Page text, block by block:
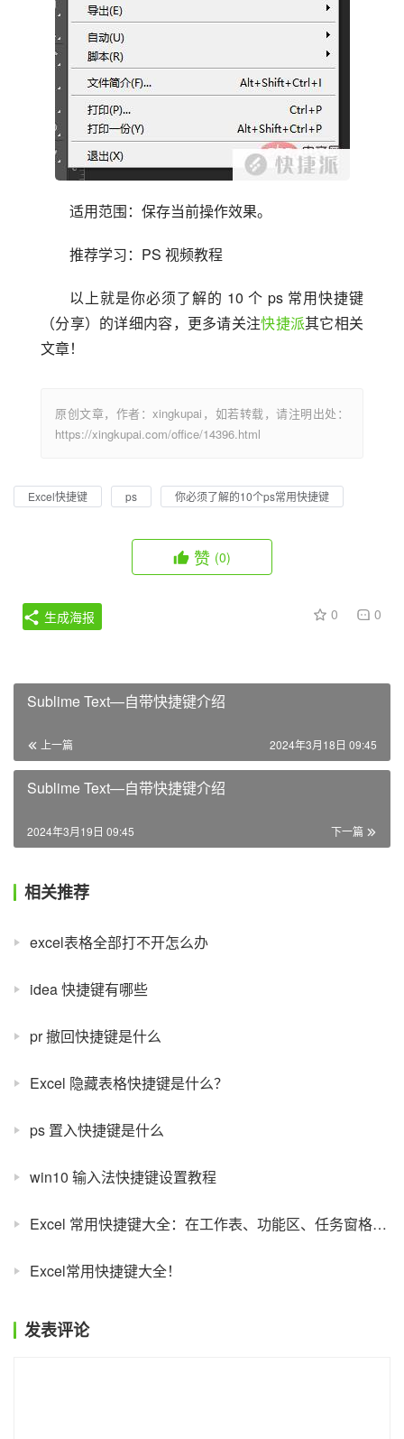
适用范围：保存当前操作效果。
推荐学习：PS 视频教程
以上就是你必须了解的 10 个 ps 常用快捷键
（分享）的详细内容，更多请关注快捷派其它相关
文章！
原创文章，作者：xingkupai，如若转载，请注明出处：
https://xingkupai.com/office/14396.html
Excel快捷键 ps 你必须了解的10个ps常用快捷键
赞 (0)
0 0
生成海报
Sublime Text—自带快捷键介绍
上一篇 2024年3月18日 09:45
Sublime Text—自带快捷键介绍
下一篇
2024年3月19日 09:45
相关推荐
excel表格全部打不开怎么办
idea 快捷键有哪些
pr 撤回快捷键是什么
Excel 隐藏表格快捷键是什么？
ps 置入快捷键是什么
win10 输入法快捷键设置教程
Excel 常用快捷键大全：在工作表、功能区、任务窗格和缩放控件之间切换
Excel常用快捷键大全！
发表评论